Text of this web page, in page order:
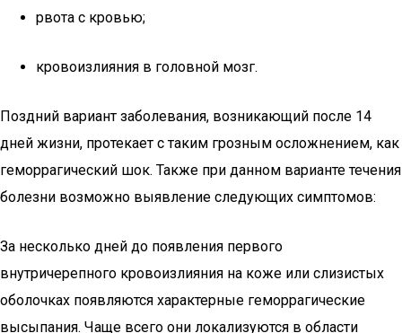
рвота с кровью;
кровоизлияния в головной мозг.
Поздний вариант заболевания, возникающий после 14
дней жизни, протекает с таким грозным осложнением, как
геморрагический шок. Также при данном варианте течения
болезни возможно выявление следующих симптомов:
За несколько дней до появления первого
внутричерепного кровоизлияния на коже или слизистых
оболочках появляются характерные геморрагические
высыпания. Чаще всего они локализуются в области